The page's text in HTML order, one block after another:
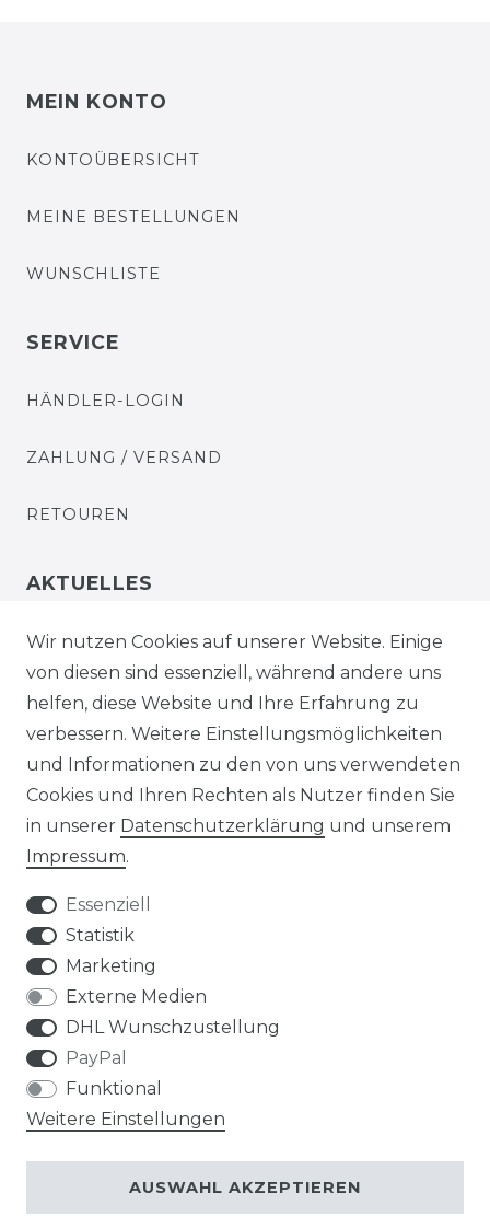
MEIN KONTO
KONTOÜBERSICHT
MEINE BESTELLUNGEN
WUNSCHLISTE
SERVICE
HÄNDLER-LOGIN
ZAHLUNG / VERSAND
RETOUREN
AKTUELLES
STELLENANGEBOTE
NEWSLETTER
Impressum
AGB
VERTRAG WIDERRUFEN
Wir nutzen Cookies auf unserer Website. Einige
von diesen sind essenziell, während andere uns
helfen, diese Website und Ihre Erfahrung zu
verbessern. Weitere Einstellungsmöglichkeiten
und Informationen zu den von uns verwendeten
Cookies und Ihren Rechten als Nutzer finden Sie
in unserer Daten­schutz­erklärung und unserem
Impressum.
Essenziell
Statistik
Marketing
Externe Medien
DHL Wunschzustellung
PayPal
Funktional
Weitere Einstellungen
AUSWAHL AKZEPTIEREN